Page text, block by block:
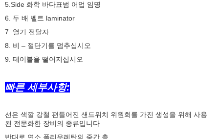
5.Side 화학 바다표범 어업 임명
6. 두 배 벨트 laminator
7. 열기 전달자
8. 비 – 절단기를 멈추십시오
9. 테이블을 떨어지십시오
빠른 세부사항:
선은 색깔 강철 편들어진 샌드위치 위원회를 가진 생성을 위해 사용
된 전문화한 장비의 종류입니다
반대로 연소 폴리우레탄의 중간 층.